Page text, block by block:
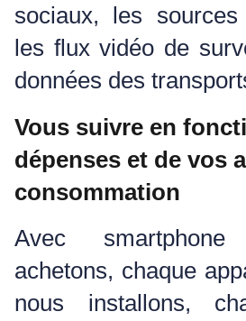
sociaux, les sources
les flux vidéo de
données des
Vous suivre en
dépenses et de vos
consommation
Avec
achetons, chaque
nous installons,